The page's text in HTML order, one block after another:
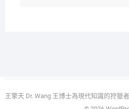
王擎天 Dr. Wang 王博士為現代知識的狩獵者